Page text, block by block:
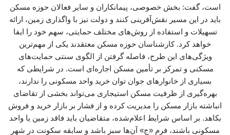
است، گفت: بخش خصوصی، پیمانکاران و سایر فعالان حوزه مسکن
باید در این مسیر نقش‌آفرینی کنند و دولت نیز با واگذاری زمین، ارائه
تسهیلات و استفاده از روش‌های مختلف حمایتی، سهم خود را ایفا
خواهد کرد. کارشناسان حوزه مسکن معتقدند یکی از مهم‌ترین
ویژگی‌های این طرح، فاصله گرفتن از الگوی سنتی حمایت‌های
مسکنی و تمرکز بر تأمین مسکن اجاره‌ای است. در شرایطی که
بسیاری از خانوارهای جوان توان خرید واحد مسکونی را ندارند،
بهره‌گیری از ظرفیت مسکن استیجاری می‌تواند بخشی از تقاضای
انباشته بازار مسکن را مدیریت کرده و از فشار بر بازار خرید و فروش
بکاهد. بر اساس شرایط اعلام‌شده، متقاضیان باید فاقد زمین یا واحد
مسکونی باشند، فرم «ج» آن‌ها سبز باشد و سابقه سکونت در شهر